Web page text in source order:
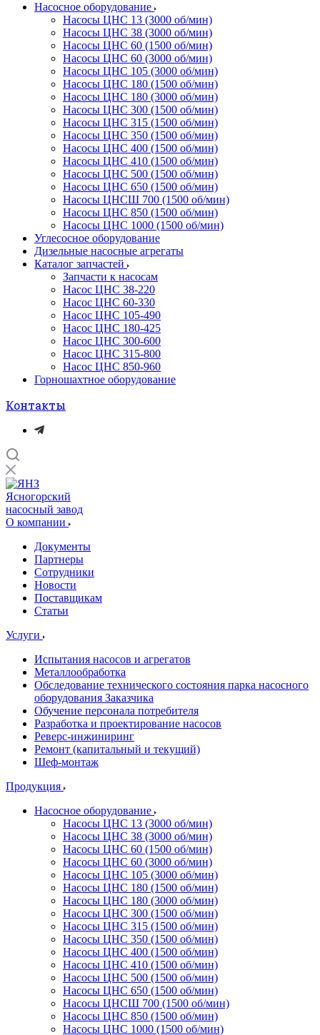
Насосное оборудование
Насосы ЦНС 13 (3000 об/мин)
Насосы ЦНС 38 (3000 об/мин)
Насосы ЦНС 60 (1500 об/мин)
Насосы ЦНС 60 (3000 об/мин)
Насосы ЦНС 105 (3000 об/мин)
Насосы ЦНС 180 (1500 об/мин)
Насосы ЦНС 180 (3000 об/мин)
Насосы ЦНС 300 (1500 об/мин)
Насосы ЦНС 315 (1500 об/мин)
Насосы ЦНС 350 (1500 об/мин)
Насосы ЦНС 400 (1500 об/мин)
Насосы ЦНС 410 (1500 об/мин)
Насосы ЦНС 500 (1500 об/мин)
Насосы ЦНС 650 (1500 об/мин)
Насосы ЦНСШ 700 (1500 об/мин)
Насосы ЦНС 850 (1500 об/мин)
Насосы ЦНС 1000 (1500 об/мин)
Углесосное оборудование
Дизельные насосные агрегаты
Каталог запчастей
Запчасти к насосам
Насос ЦНС 38-220
Насос ЦНС 60-330
Насос ЦНС 105-490
Насос ЦНС 180-425
Насос ЦНС 300-600
Насос ЦНС 315-800
Насос ЦНС 850-960
Горношахтное оборудование
Контакты
Ясногорский
насосный завод
О компании
Документы
Партнеры
Сотрудники
Новости
Поставщикам
Статьи
Услуги
Испытания насосов и агрегатов
Металлообработка
Обследование технического состояния парка насосного
оборудования Заказчика
Обучение персонала потребителя
Разработка и проектирование насосов
Реверс-инжиниринг
Ремонт (капитальный и текущий)
Шеф-монтаж
Продукция
Насосное оборудование
Насосы ЦНС 13 (3000 об/мин)
Насосы ЦНС 38 (3000 об/мин)
Насосы ЦНС 60 (1500 об/мин)
Насосы ЦНС 60 (3000 об/мин)
Насосы ЦНС 105 (3000 об/мин)
Насосы ЦНС 180 (1500 об/мин)
Насосы ЦНС 180 (3000 об/мин)
Насосы ЦНС 300 (1500 об/мин)
Насосы ЦНС 315 (1500 об/мин)
Насосы ЦНС 350 (1500 об/мин)
Насосы ЦНС 400 (1500 об/мин)
Насосы ЦНС 410 (1500 об/мин)
Насосы ЦНС 500 (1500 об/мин)
Насосы ЦНС 650 (1500 об/мин)
Насосы ЦНСШ 700 (1500 об/мин)
Насосы ЦНС 850 (1500 об/мин)
Насосы ЦНС 1000 (1500 об/мин)